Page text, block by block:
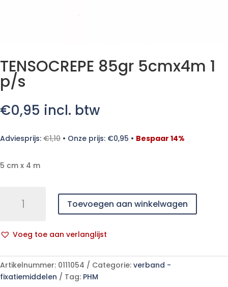
TENSOCREPE 85gr 5cmx4m 1
p/s
€0,95 incl. btw
Adviesprijs: €1,10 • Onze prijs: €0,95 • Bespaar 14%
5 cm x 4 m
p/s
Toevoegen aan winkelwagen
Voeg toe aan verlanglijst
l
t
e
Artikelnummer: 0111054 Categorie: verband -
fixatiemiddelen
Tag: PHM